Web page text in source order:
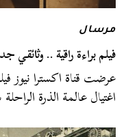
مرسال
فيلم براءة راقية ..
عرضت قناة اكسترا نيوز
اغتيال عالمة الذرة